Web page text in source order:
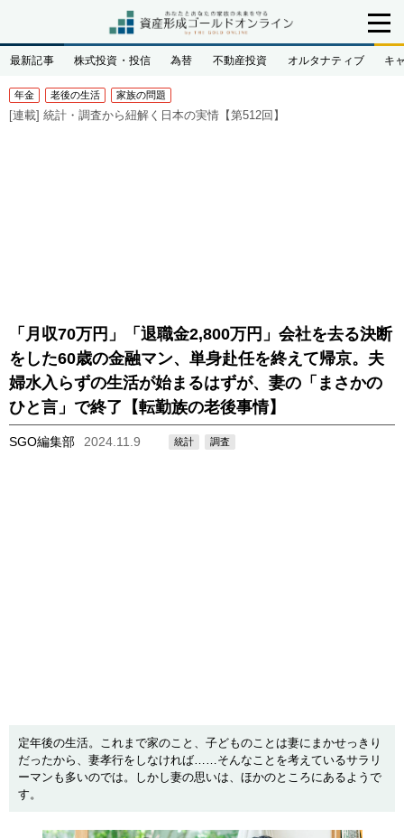
最新記事 株式投資・投信 為替 不動産投資 オルタナティブ キ
年金 老後の生活 家族の問題
[連載] 統計・調査から紐解く日本の実情【第512回】
「月収70万円」「退職金2,800万円」会社を去る決断
をした60歳の金融マン、単身赴任を終えて帰京。夫
婦水入らずの生活が始まるはずが、妻の「まさかの
ひと言」で終了【転勤族の老後事情】
SGO編集部 2024.11.9 統計 調査
定年後の生活。これまで家のこと、子どものことは妻にまかせっきり
だったから、妻孝行をしなければ……そんなことを考えているサラリ
ーマンも多いのでは。しかし妻の思いは、ほかのところにあるようで
す。